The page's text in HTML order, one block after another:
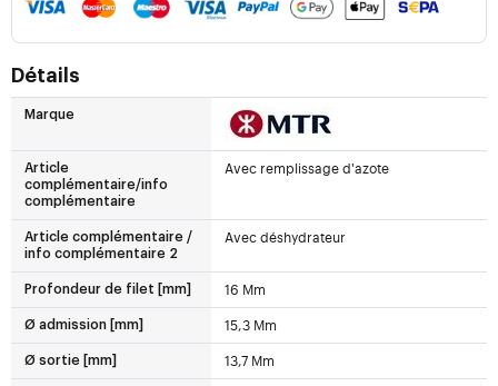
Détails
Marque
Article
complémentaire/info
complémentaire
Avec remplissage d'azote
Article complémentaire /
info complémentaire 2
Avec déshydrateur
Profondeur de filet [mm] 16 Mm
Ø admission [mm] 15,3 Mm
Ø sortie [mm] 13,7 Mm